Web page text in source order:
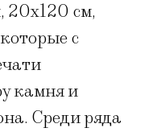
20х120 см,
с
камня и
Среди ряда